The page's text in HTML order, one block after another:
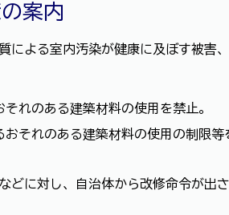
案内
による室内汚染が健康に及ぼす被害
れのある建築材料の使用を禁止。
おそれのある建築材料の使用の制限
どに対し、自治体から改修命令が出